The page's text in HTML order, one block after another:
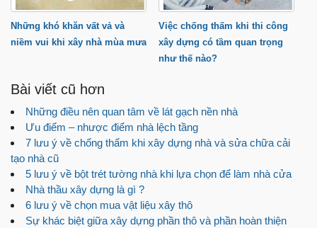
Những khó khăn vất vả và
niềm vui khi xây nhà mùa mưa
Việc chống thấm khi thi công
xây dựng có tầm quan trọng
như thế nào?
Bài viết cũ hơn
Những điều nên quan tâm về lát gạch nền nhà
Ưu điểm – nhược điểm nhà lệch tầng
7 lưu ý về chống thấm khi xây dựng nhà và sửa chữa cải
tạo nhà cũ
5 lưu ý về bột trét tường nhà khi lựa chọn để làm nhà cửa
Nhà thầu xây dựng là gì ?
6 lưu ý về chọn mua vật liệu xây thô
Sự khác biệt giữa xây dựng phần thô và phần hoàn thiện